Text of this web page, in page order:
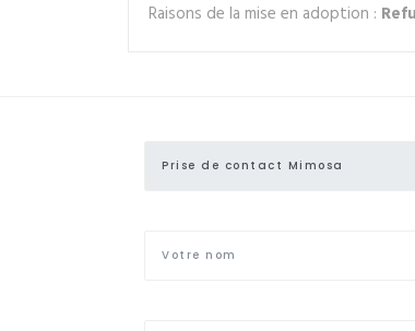
Raisons de la mise en adoption :